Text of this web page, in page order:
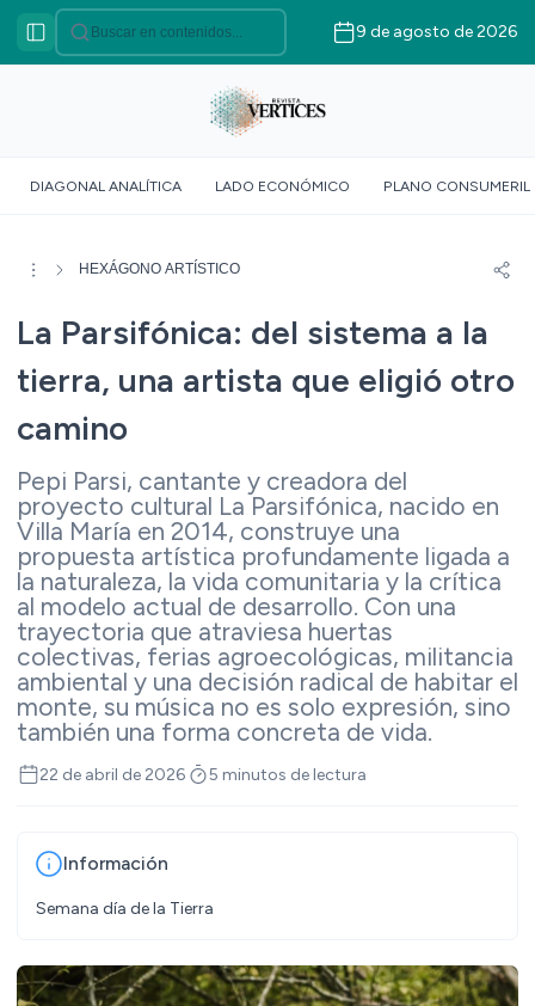
VÉRTICES ASOCIATIVO
VÉRTICES SOBERANÍA
VÉRTICES SUR GLOBAL
DOSSIER GEOMÉTRICO
9 de agosto de 2026
DIAGONAL ANALÍTICA LADO ECONÓMICO PLANO CONSUMERIL
HEXÁGONO ARTÍSTICO
La Parsifónica: del sistema a la
tierra, una artista que eligió otro
camino
Pepi Parsi, cantante y creadora del
proyecto cultural La Parsifónica, nacido en
Villa María en 2014, construye una
propuesta artística profundamente ligada a
la naturaleza, la vida comunitaria y la crítica
al modelo actual de desarrollo. Con una
trayectoria que atraviesa huertas
colectivas, ferias agroecológicas, militancia
ambiental y una decisión radical de habitar el
monte, su música no es solo expresión, sino
también una forma concreta de vida.
22 de abril de 2026 5 minutos de lectura
Información
Semana día de la Tierra